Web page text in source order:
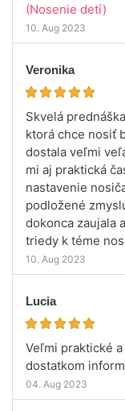
(Nosenie detí)
10. Aug 2023
Veronika
Skvelá
ktorá chce nosiť
dostala veľmi
mi aj praktická
nastavenie
podložené
dokonca zaujala
triedy k téme
10. Aug 2023
Lucia
Veľmi praktické
dostatkom
04. Aug 2023